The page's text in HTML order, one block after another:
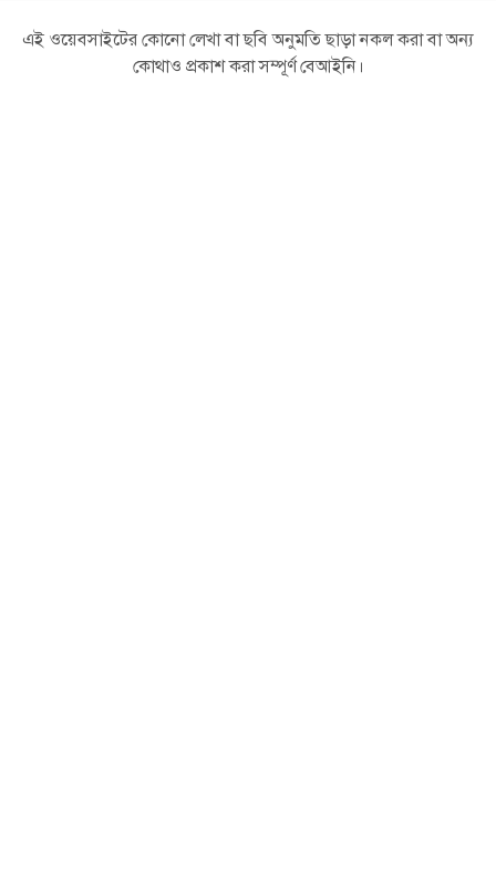
কমিউনিটি খবর
লন্ডনে প্রজন্ম বিক্রমপুর ইউকের উদ্যোগে
বর্ণাঢ্য ‘ইলিশ উৎসব–২০২৬’ অনুষ্ঠিত
এই ওয়েবসাইটের কোনো লেখা বা ছবি অনুমতি ছাড়া নকল করা বা অন্য
কোথাও প্রকাশ করা সম্পূর্ণ বেআইনি।